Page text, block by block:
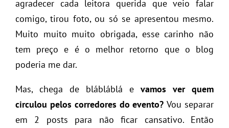
agradecer cada leitora querida que veio falar
comigo, tirou foto, ou só se apresentou mesmo.
Muito muito muito obrigada, esse carinho não
tem preço e é o melhor retorno que o blog
poderia me dar.
Mas, chega de blábláblá e vamos ver quem
circulou pelos corredores do evento?Vou separar
em 2 posts para não ficar cansativo. Então